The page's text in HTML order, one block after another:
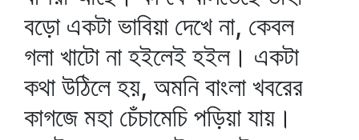
বড়ো একটা ভাবিয়া দেখে না, কেবল
গলা খাটো না হইলেই হইল। একটা
কথা উঠিলে হয়, অমনি বাংলা খবরের
কাগজে মহা চেঁচামেচি পড়িয়া যায়।